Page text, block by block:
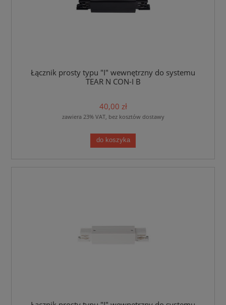
Łącznik prosty typu "I" wewnętrzny do systemu
TEAR N CON-I B
40,00 zł
zawiera 23% VAT, bez kosztów dostawy
do koszyka